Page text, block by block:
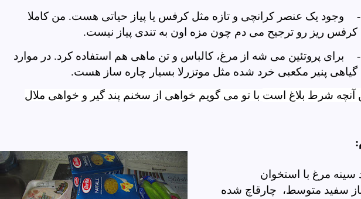
وجود یک عنصر کرانچی و تازه مثل کرفس یا پیاز حیاتی هست. من کاملا
کرفس ریز رو ترجیح می دم چون مزه اون به تندی پیاز نیست.
برای پروتئین می شه از مرغ، کالباس و تن ماهی هم استفاده کرد. در موارد
گیاهی پنیر مکعبی خرد شده مثل موتزرلا بسیار چاره ساز هست.
آنچه شرط بلاغ است با تو می گویم خواهی از سخنم پند گیر و خواهی ملال
سینه مرغ با استخوان
سفید متوسط، چارقاچ شده